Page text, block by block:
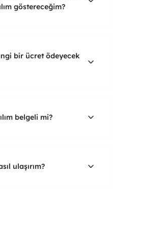
göstereceğim?
bir ücret ödeyecek
belgeli mi?
ulaşırım?